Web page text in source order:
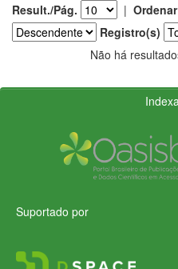
Result./Pág. |
Registro(s)
Não há
Suportado por